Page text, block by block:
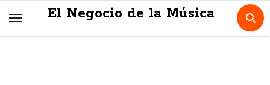
El Negocio de la Música